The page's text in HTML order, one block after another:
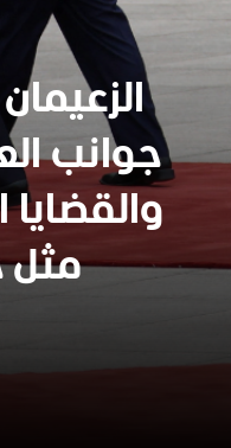
جوانب
والقضايا
مثل